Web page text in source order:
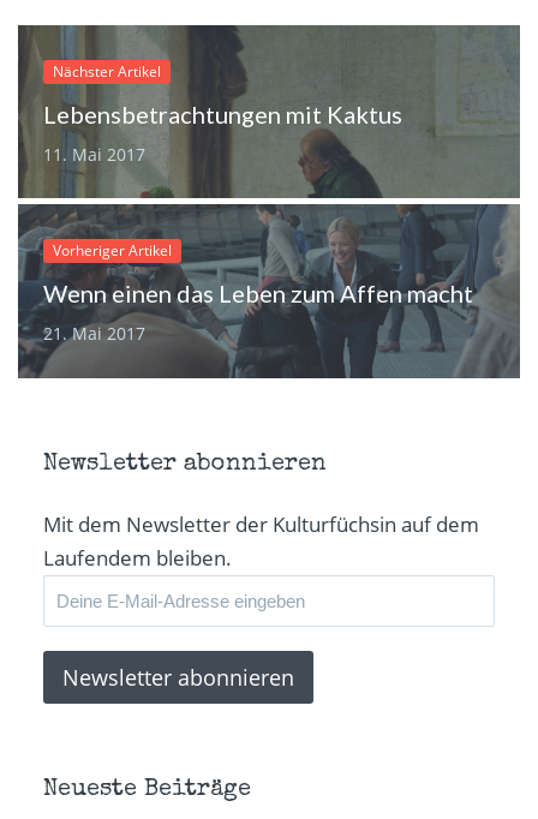
Fenster
geöffnet)
Nächster Artikel
Lebensbetrachtungen mit Kaktus
11. Mai 2017
Vorheriger Artikel
Wenn einen das Leben zum Affen macht
21. Mai 2017
Newsletter abonnieren
Mit dem Newsletter der Kulturfüchsin auf dem
Laufendem bleiben.
Neueste Beiträge